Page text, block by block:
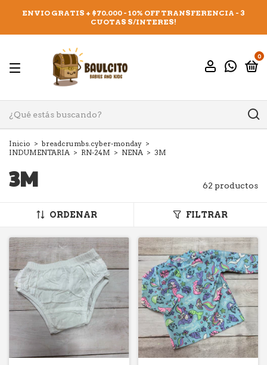
ENVIO GRATIS + $70.000 - 10% OFF TRANSFERENCIA - 3
CUOTAS S/INTERES!
0
Inicio > breadcrumbs.cyber-monday >
INDUMENTARIA > RN-24M > NENA > 3M
3M 62 productos
ORDENAR FILTRAR